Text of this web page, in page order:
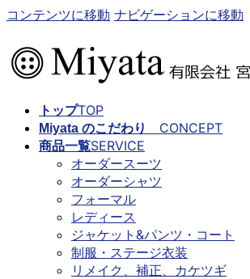
コンテンツに移動 ナビゲーションに移動
トップTOP
Miyata のこだわり CONCEPT
商品一覧SERVICE
オーダースーツ
オーダーシャツ
フォーマル
レディース
ジャケット&パンツ・コート
制服・ステージ衣装
リメイク、補正、カケツギ